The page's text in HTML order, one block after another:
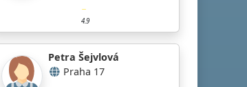
4.9
Petra Šejvlová
Praha 17